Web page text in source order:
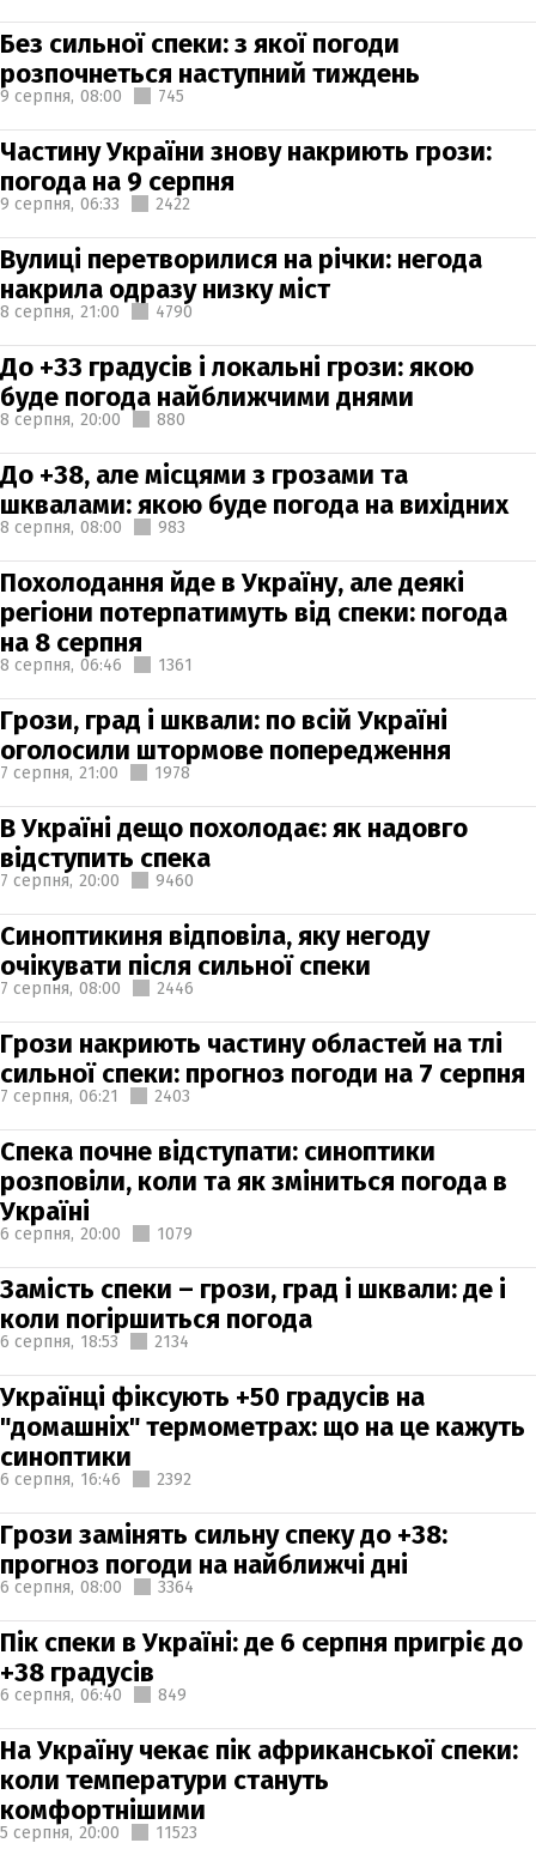
Без сильної спеки: з якої погоди
розпочнеться наступний тиждень
9 серпня, 08:00 745
Частину України знову накриють грози:
погода на 9 серпня
9 серпня, 06:33 2422
Вулиці перетворилися на річки: негода
накрила одразу низку міст
8 серпня, 21:00 4790
До +33 градусів і локальні грози: якою
буде погода найближчими днями
8 серпня, 20:00 880
До +38, але місцями з грозами та
шквалами: якою буде погода на вихідних
8 серпня, 08:00 983
Похолодання йде в Україну, але деякі
регіони потерпатимуть від спеки: погода
на 8 серпня
8 серпня, 06:46 1361
Грози, град і шквали: по всій Україні
оголосили штормове попередження
7 серпня, 21:00 1978
В Україні дещо похолодає: як надовго
відступить спека
7 серпня, 20:00 9460
Синоптикиня відповіла, яку негоду
очікувати після сильної спеки
7 серпня, 08:00 2446
Грози накриють частину областей на тлі
сильної спеки: прогноз погоди на 7 серпня
7 серпня, 06:21 2403
Спека почне відступати: синоптики
розповіли, коли та як зміниться погода в
Україні
6 серпня, 20:00 1079
Замість спеки – грози, град і шквали: де і
коли погіршиться погода
6 серпня, 18:53 2134
Українці фіксують +50 градусів на
"домашніх" термометрах: що на це кажуть
синоптики
6 серпня, 16:46 2392
Грози замінять сильну спеку до +38:
прогноз погоди на найближчі дні
6 серпня, 08:00 3364
Пік спеки в Україні: де 6 серпня пригріє до
+38 градусів
6 серпня, 06:40 849
На Україну чекає пік африканської спеки:
коли температури стануть
комфортнішими
5 серпня, 20:00 11523